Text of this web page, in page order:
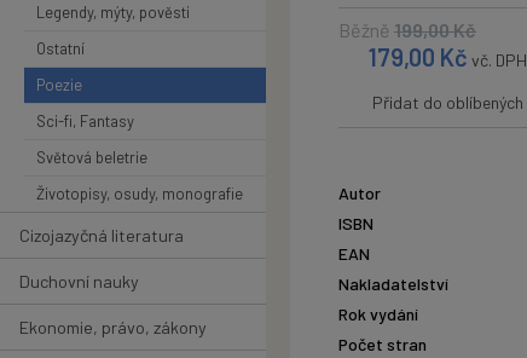
Legendy, mýty, pověsti
Ostatní
Poezie
Sci-fi, Fantasy
Světová beletrie
Životopisy, osudy, monografie
Cizojazyčná literatura
Duchovní nauky
Ekonomie, právo, zákony
Běžně 199,00Kč
179,00 Kč vč. DPH
Přidat do oblíbených
Autor
ISBN
EAN
Nakladatelství
Rok vydání
Počet stran